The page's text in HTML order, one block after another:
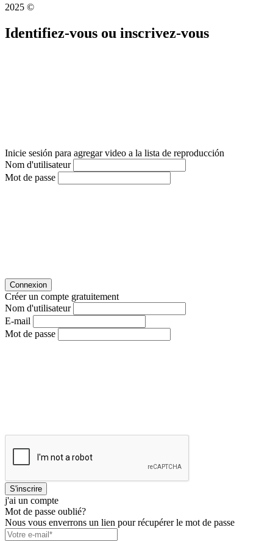
2025 ©
Identifiez-vous ou inscrivez-vous
Inicie sesión para agregar video a la lista de reproducción
Nom d'utilisateur
Mot de passe
Connexion
Créer un compte gratuitement
Nom d'utilisateur
E-mail
Mot de passe
S'inscrire
j'ai un compte
Mot de passe oublié?
Nous vous enverrons un lien pour récupérer le mot de passe